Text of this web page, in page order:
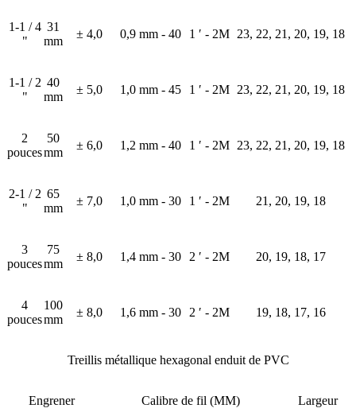
1-1 / 4
"
31
mm
± 4,0 0,9 mm - 40 1 ′ - 2M 23, 22, 21, 20, 19, 18
1-1 / 2
"
40
mm
± 5,0 1,0 mm - 45 1 ′ - 2M 23, 22, 21, 20, 19, 18
2
pouces
50
mm
± 6,0 1,2 mm - 40 1 ′ - 2M 23, 22, 21, 20, 19, 18
2-1 / 2
"
65
mm
± 7,0 1,0 mm - 30 1 ′ - 2M 21, 20, 19, 18
3
pouces
75
mm
± 8,0 1,4 mm - 30 2 ′ - 2M 20, 19, 18, 17
4
pouces
100
mm
± 8,0 1,6 mm - 30 2 ′ - 2M 19, 18, 17, 16
Treillis métallique hexagonal enduit de PVC
Engrener Calibre de fil (MM) Largeur